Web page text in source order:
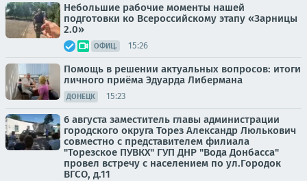
Небольшие рабочие моменты нашей
подготовки ко Всероссийскому этапу «Зарницы
2.0»
ОФИЦ. 15:26
Помощь в решении актуальных вопросов: итоги
личного приёма Эдуарда Либермана
ДОНЕЦК 15:23
6 августа заместитель главы администрации
городского округа Торез Александр Люлькович
совместно с представителем филиала
"Торезское ПУВКХ" ГУП ДНР "Вода Донбасса"
провел встречу с населением по ул.Городок
ВГСО, д.11